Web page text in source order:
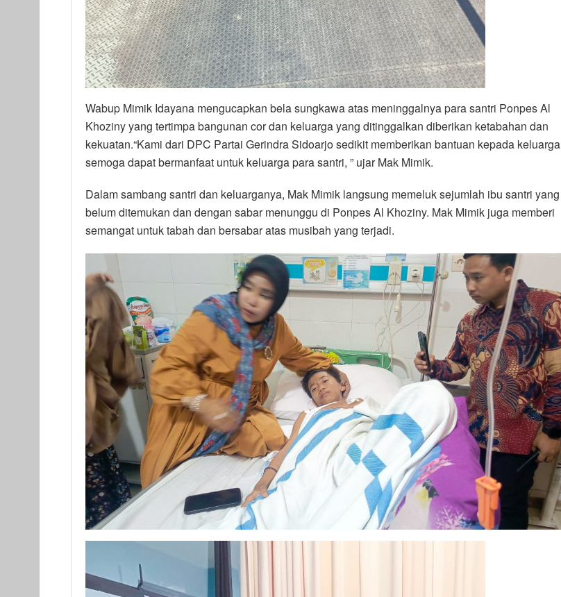
Wabup Mimik Idayana mengucapkan bela sungkawa atas meninggalnya para santri Ponpes Al
Khoziny yang tertimpa bangunan cor dan keluarga yang ditinggalkan diberikan ketabahan dan
kekuatan.“Kami dari DPC Partai Gerindra Sidoarjo sedikit memberikan bantuan kepada keluarga
semoga dapat bermanfaat untuk keluarga para santri, ” ujar Mak Mimik.
Dalam sambang santri dan keluarganya, Mak Mimik langsung memeluk sejumlah ibu santri yang
belum ditemukan dan dengan sabar menunggu di Ponpes Al Khoziny. Mak Mimik juga memberi
semangat untuk tabah dan bersabar atas musibah yang terjadi.